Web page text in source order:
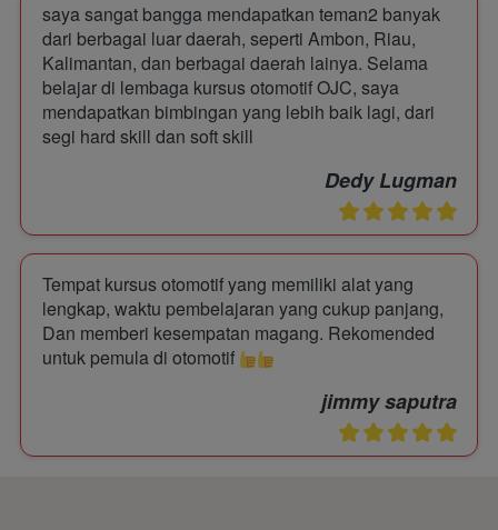
saya sangat bangga mendapatkan teman2 banyak
dari berbagai luar daerah, seperti Ambon, Riau,
Kalimantan, dan berbagai daerah lainya. Selama
belajar di lembaga kursus otomotif OJC, saya
mendapatkan bimbingan yang lebih baik lagi, dari
segi hard skill dan soft skill
Dedy Lugman
Tempat kursus otomotif yang memiliki alat yang
lengkap, waktu pembelajaran yang cukup panjang,
Dan memberi kesempatan magang. Rekomended
untuk pemula di otomotif
jimmy saputra